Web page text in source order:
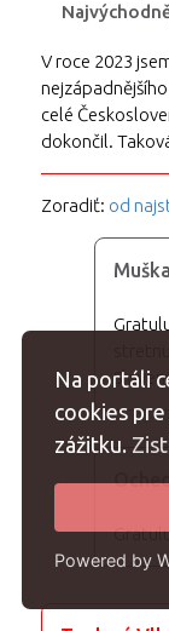
Na portáli
cookies
zážitku.
Powered by
V roce 2023
celé
dokončil.
Zoradiť: od
Muška